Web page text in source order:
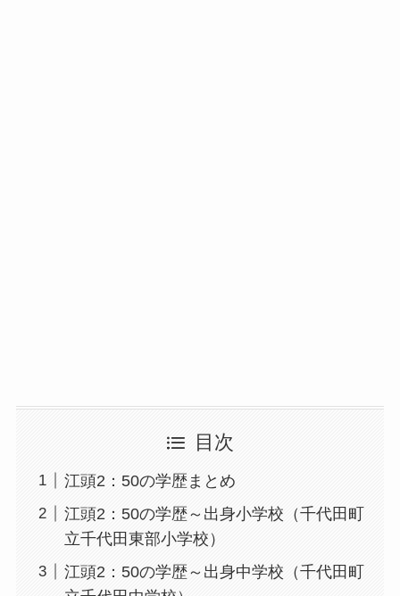
目次
江頭2：50の学歴まとめ
江頭2：50の学歴～出身小学校（千代田町
立千代田東部小学校）
江頭2：50の学歴～出身中学校（千代田町